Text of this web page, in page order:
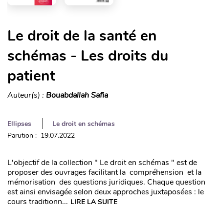
Le droit de la santé en
schémas - Les droits du
patient
Auteur(s) : Bouabdallah Safia
Ellipses
Le droit en schémas
Parution : 19.07.2022
L'objectif de la collection " Le droit en schémas " est de
proposer des ouvrages facilitant la compréhension et la
mémorisation des questions juridiques. Chaque question
est ainsi envisagée selon deux approches juxtaposées : le
cours traditionn... LIRE LA SUITE